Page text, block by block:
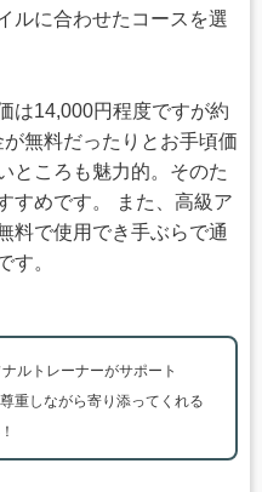
ルに合わせたコースを選
は14,000円程度ですが約
無料だったりとお手頃価
ところも魅力的。そのた
すめです。 また、高級ア
料で使用でき手ぶらで通
す。
ルトレーナーがサポート
重しながら寄り添ってくれる